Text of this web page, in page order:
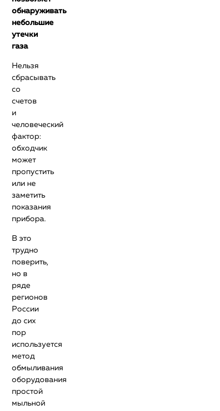
обнаруживать
небольшие
утечки
газа
Нельзя
сбрасывать
со
счетов
и
человеческий
фактор:
обходчик
может
пропустить
или не
заметить
показания
прибора.
В это
трудно
поверить,
но в
ряде
регионов
России
до сих
пор
используется
метод
обмыливания
оборудования
простой
мыльной